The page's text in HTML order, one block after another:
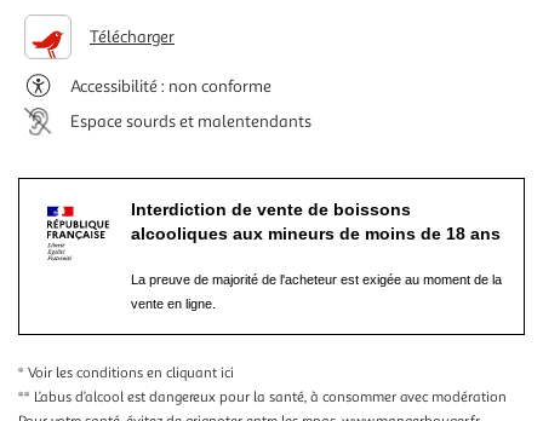
Télécharger
Accessibilité : non conforme
Espace sourds et malentendants
Interdiction de vente de boissons
alcooliques aux mineurs de moins de 18 ans
La preuve de majorité de l'acheteur est exigée au moment de la
vente en ligne.
* Voir les conditions en cliquant ici
** L’abus d’alcool est dangereux pour la santé, à consommer avec modération